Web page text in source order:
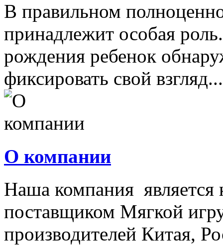
В правильном
принадлежит особая
рождения ребенок
фиксировать свой взгляд...
О компании
Наша компания
поставщиком Мягкой
производителей Китая,